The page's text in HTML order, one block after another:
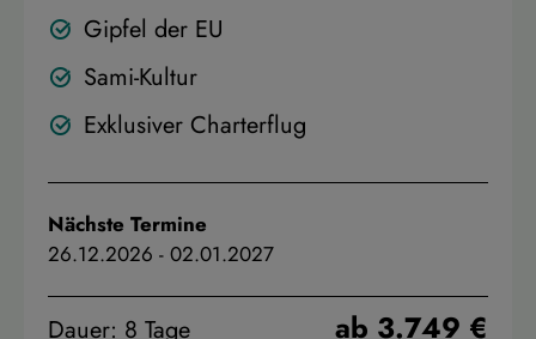
Gipfel der EU
Sami-Kultur
Exklusiver Charterflug
Nächste Termine
26.12.2026 - 02.01.2027
Dauer: 8 Tage ab 3.749 €